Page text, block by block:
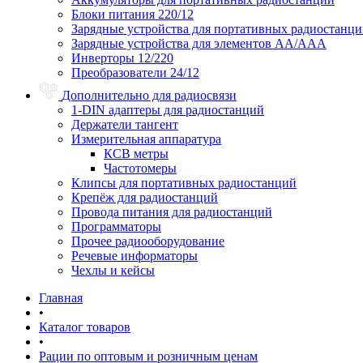
Блоки питания 220/12
Зарядные устройства для портативных
Зарядные устройства для элементов АА/ААА
Инверторы 12/220
Преобразователи 24/12
Дополнительно для радиосвязи
1-DIN адаптеры для радиостанций
Держатели тангент
Измерительная аппаратура
КСВ метры
Частотомеры
Клипсы для портативных радиостанций
Крепёж для радиостанций
Провода питания для радиостанций
Программаторы
Прочее радиооборудование
Речевые информаторы
Чехлы и кейсы
Главная
•
Каталог товаров
•
Рации по оптовым и розничным ценам